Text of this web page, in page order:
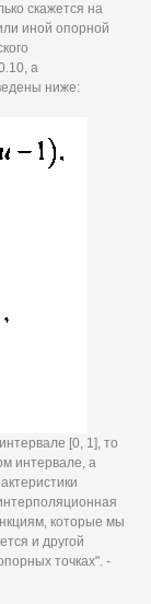
скажется на
иной опорной
а
ниже:
[0, 1], то
интервале, а
которые мы
и другой
точках". -